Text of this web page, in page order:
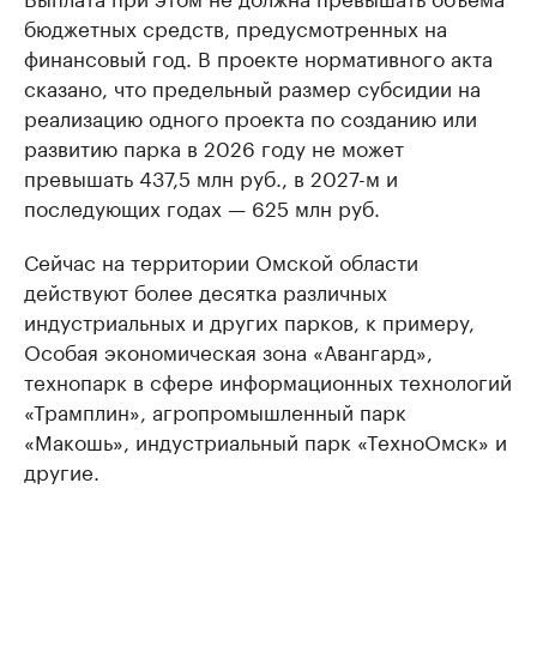
бюджетных средств, предусмотренных на
финансовый год. В проекте нормативного акта
сказано, что предельный размер субсидии на
реализацию одного проекта по созданию или
развитию парка в 2026 году не может
превышать 437,5 млн руб., в 2027-м и
последующих годах — 625 млн руб.
Сейчас на территории Омской области
действуют более десятка различных
индустриальных и других парков, к примеру,
Особая экономическая зона «Авангард»,
технопарк в сфере информационных технологий
«Трамплин», агропромышленный парк
«Макошь», индустриальный парк «ТехноОмск» и
другие.